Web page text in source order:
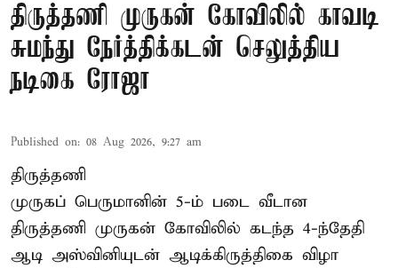
திருத்தணி முருகன் கோவிலில் காவடி
சுமந்து நேர்த்திக்கடன் செலுத்திய
நடிகை ரோஜா
Published on: 08 Aug 2026, 9:27 am
திருத்தணி
முருகப் பெருமானின் 5-ம் படை வீடான
திருத்தணி முருகன் கோவிலில் கடந்த 4-ந்தேதி
ஆடி அஸ்வினியுடன் ஆடிக்கிருத்திகை விழா